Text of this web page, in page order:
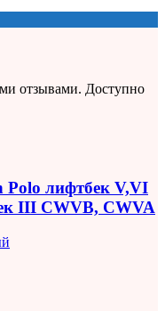
отзывами. Доступно
Polo лифтбек V,VI
III CWVB, CWVA